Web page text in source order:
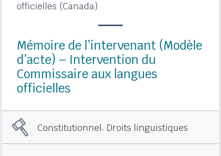
officielles (Canada)
Mémoire de l’intervenant (Modèle
d’acte) – Intervention du
Commissaire aux langues
officielles
Constitutionnel, Droits linguistiques